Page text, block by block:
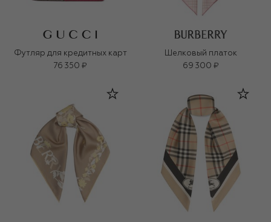
Футляр для кредитных карт
76 350 ₽
Шелковый платок
69 300 ₽